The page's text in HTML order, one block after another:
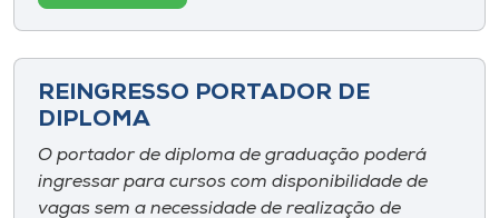
REINGRESSO PORTADOR DE
DIPLOMA
O portador de diploma de graduação poderá
ingressar para cursos com disponibilidade de
vagas sem a necessidade de realização de